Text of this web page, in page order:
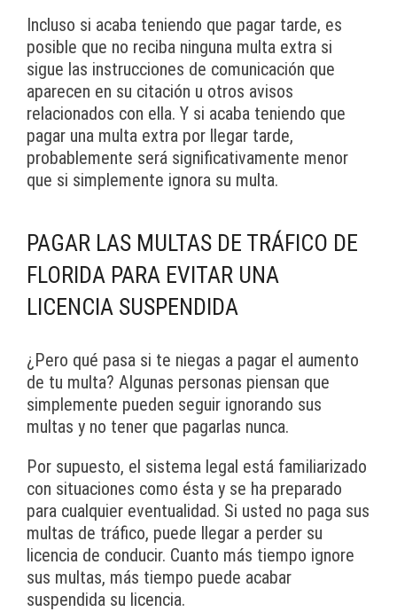
Incluso si acaba teniendo que pagar tarde, es
posible que no reciba ninguna multa extra si
sigue las instrucciones de comunicación que
aparecen en su citación u otros avisos
relacionados con ella. Y si acaba teniendo que
pagar una multa extra por llegar tarde,
probablemente será significativamente menor
que si simplemente ignora su multa.
PAGAR LAS MULTAS DE TRÁFICO DE
FLORIDA PARA EVITAR UNA
LICENCIA SUSPENDIDA
¿Pero qué pasa si te niegas a pagar el aumento
de tu multa? Algunas personas piensan que
simplemente pueden seguir ignorando sus
multas y no tener que pagarlas nunca.
Por supuesto, el sistema legal está familiarizado
con situaciones como ésta y se ha preparado
para cualquier eventualidad. Si usted no paga sus
multas de tráfico, puede llegar a perder su
licencia de conducir. Cuanto más tiempo ignore
sus multas, más tiempo puede acabar
suspendida su licencia.